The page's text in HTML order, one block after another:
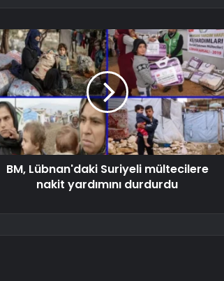
BM, Lübnan'daki Suriyeli mültecilere
nakit yardımını durdurdu